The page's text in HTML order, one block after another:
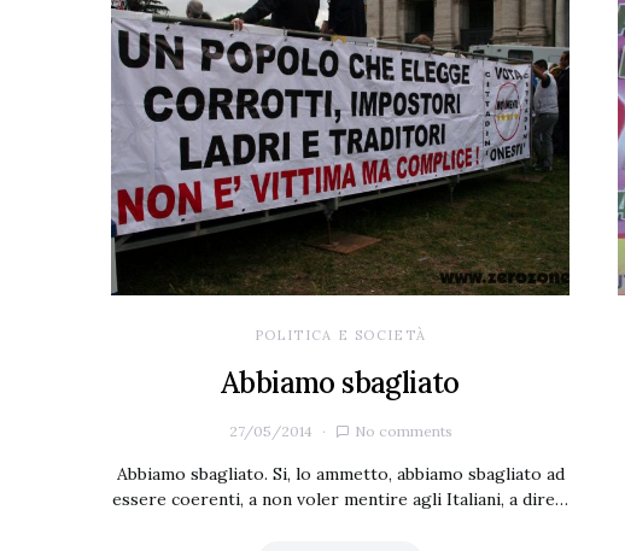
POLITICA E SOCIETÀ
Abbiamo sbagliato
27/05/2014 No comments
Abbiamo sbagliato. Si, lo ammetto, abbiamo sbagliato ad
essere coerenti, a non voler mentire agli Italiani, a dire…